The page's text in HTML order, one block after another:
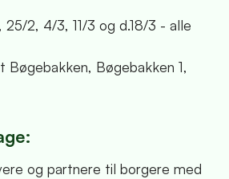
25/2, 4/3, 11/3 og d.18/3 - alle
Bøgebakken, Bøgebakken 1,
og partnere til borgere med